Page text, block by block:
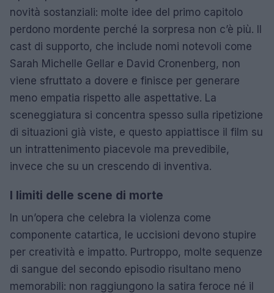
novità sostanziali: molte idee del primo capitolo
perdono mordente perché la sorpresa non c’è più. Il
cast di supporto, che include nomi notevoli come
Sarah Michelle Gellar e David Cronenberg, non
viene sfruttato a dovere e finisce per generare
meno empatia rispetto alle aspettative. La
sceneggiatura si concentra spesso sulla ripetizione
di situazioni già viste, e questo appiattisce il film su
un intrattenimento piacevole ma prevedibile,
invece che su un crescendo di inventiva.
I limiti delle scene di morte
In un’opera che celebra la violenza come
componente catartica, le uccisioni devono stupire
per creatività e impatto. Purtroppo, molte sequenze
di sangue del secondo episodio risultano meno
memorabili: non raggiungono la satira feroce né il